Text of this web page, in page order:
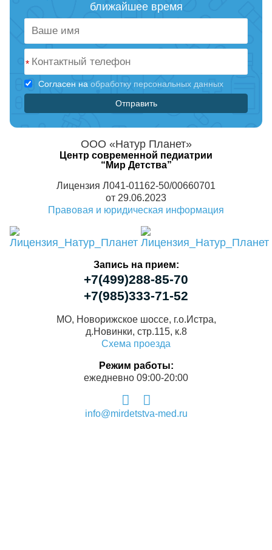
ближайшее время
*
Согласен на обработку персональных данных
ООО «Натур Планет»
Центр современной педиатрии
“Мир Детства”
Лицензия Л041-01162-50/00660701
от 29.06.2023
Правовая и юридическая информация
Запись на прием:
+7(499)288-85-70
+7(985)333-71-52
МО, Новорижское шоссе, г.о.Истра,
д.Новинки, стр.115, к.8
Схема проезда
Режим работы:
ежедневно 09:00-20:00
info@mirdetstva-med.ru